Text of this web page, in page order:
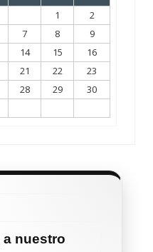
1
2
7 8
9
14 15
16
21 22
23
28 29
30
a nuestro